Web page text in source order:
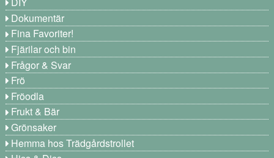
Dokumentär
Fina Favoriter!
Fjärilar och bin
Frågor & Svar
Frö
Fröodla
Frukt & Bär
Grönsaker
Hemma hos Trädgårdstrollet